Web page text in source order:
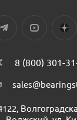
8 (800) 301-